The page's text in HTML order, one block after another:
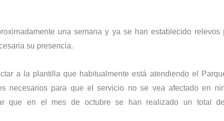
una semana y ya se han establecido relevos
su presencia.
a la plantilla que habitualmente está atendiendo el
necesarios para que el servicio no se vea afectado en
que en el mes de octubre se han realizado un total